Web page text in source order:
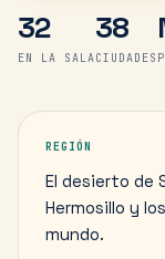
32
EN LA SALA
38
CIUDADES
REGIÓN
El desierto de
Hermosillo y
mundo.